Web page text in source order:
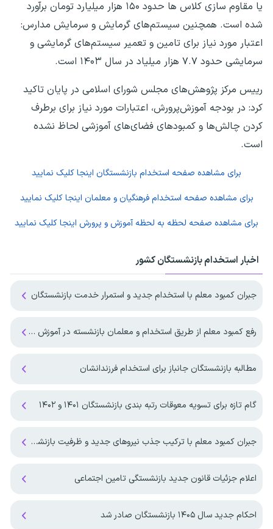
یا مقاوم سازی کلاس ها حدود ۱۵۰ هزار میلیارد تومان برآورد
شده است. همچنین سیستم‌های گرمایش و سرمایش مدارس:
اعتبار مورد نیاز برای تامین و تعمیر سیستم‌های گرمایشی و
سرمایشی حدود ۷.۷ هزار میلیاد در سال ۱۴۰۳ است.
رییس مرکز پژوهش‌های مجلس شورای اسلامی در پایان تاکید
کرد: در بودجه آموزش‌پرورش، اعتبارات مورد نیاز برای برطرف
کردن چالش‌ها و کمبودهای فضای‌های آموزشی لحاظ نشده
است.
برای مشاهده صفحه استخدام بازنشستگان اینجا کلیک نمایید
برای مشاهده صفحه استخدام فرهنگیان و معلمان اینجا کلیک نمایید
برای مشاهده صفحه لحظه به لحظه آموزش و پرورش اینجا کلیک نمایید
اخبار استخدام بازنشستگان کشور
جبران کمبود معلم با استخدام جدید و استمرار خدمت بازنشستگان
رفع کمبود معلم از طریق استخدام و معلمان بازنشسته در آموزش و پرورش
مطالبه بازنشستگان جانباز برای استخدام فرزندانشان
گام تازه برای تسویه معوقات رتبه بندی بازنشستگان ۱۴۰۱ و ۱۴۰۲
جبران کمبود معلم با ترکیب جذب نیروهای جدید و ظرفیت بازنشستگان
اعلام جزئیات قانون جدید بازنشستگی تامین اجتماعی
احکام جدید سال ۱۴۰۵ بازنشستگان صادر شد